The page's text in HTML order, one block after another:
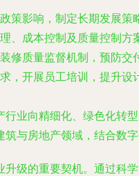
策影响，制定长期发展策
、成本控制及质量控制方
修质量监督机制，预防交
，开展员工培训，提升设
业向精细化、绿色化转
与房地产领域，结合数
级的重要契机。通过科